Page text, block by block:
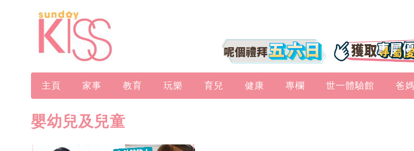
主頁 家事 教育 玩樂 育兒 健康 專欄 世一體驗館 爸
嬰幼兒及兒童